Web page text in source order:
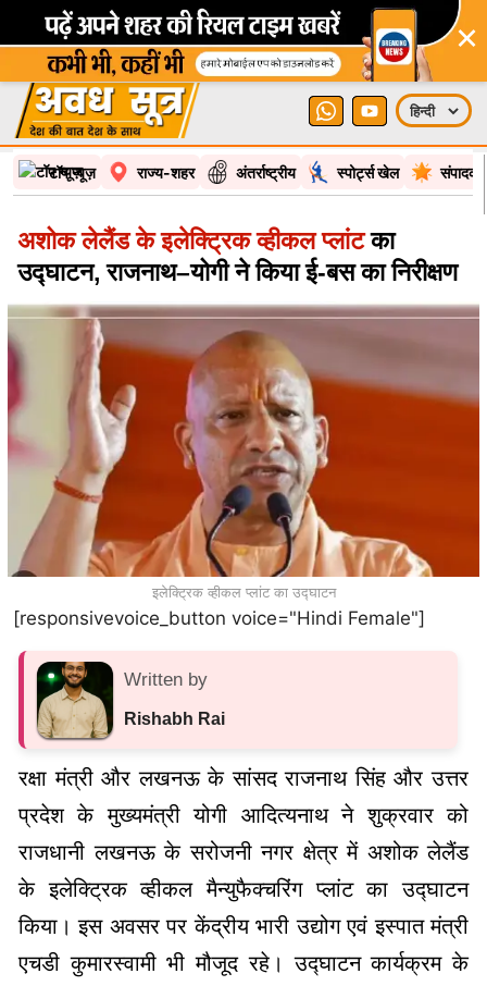
×
टॉप न्यूज़ राज्य-शहर अंतर्राष्ट्रीय स्पोर्ट्स खेल
अशोक लेलैंड के इलेक्ट्रिक व्हीकल प्लांटका
उद्घाटन, राजनाथ–योगी ने किया ई-बस का निरीक्षण
इलेक्ट्रिक व्हीकल प्लांट का उद्घाटन
[responsivevoice_button voice="Hindi Female"]
Written by
Rishabh Rai
रक्षा मंत्री और लखनऊ के सांसद राजनाथ सिंह और उत्तर
प्रदेश के मुख्यमंत्री योगी आदित्यनाथ ने शुक्रवार को
राजधानी लखनऊ के सरोजनी नगर क्षेत्र में अशोक लेलैंड
के इलेक्ट्रिक व्हीकल मैन्युफैक्चरिंग प्लांट का उद्घाटन
किया। इस अवसर पर केंद्रीय भारी उद्योग एवं इस्पात मंत्री
एचडी कुमारस्वामी भी मौजूद रहे। उद्घाटन कार्यक्रम के